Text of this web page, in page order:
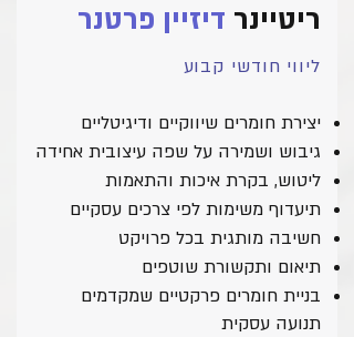
ריטיינר דיזיין פרטנר
ליווי חודשי קבוע
יצירת חומרים שיווקיים ודיגיטליים
גיבוש ושמירה על שפה עיצובית אחידה
ליטוש, בקרת איכות והתאמות
תיעדוף משימות לפי צרכים עסקיים
חשיבה מותגית בכל פרויקט
תיאום ותקשורת שוטפים
בניית חומרים פרקטיים שמקדמים
תנועה עסקית